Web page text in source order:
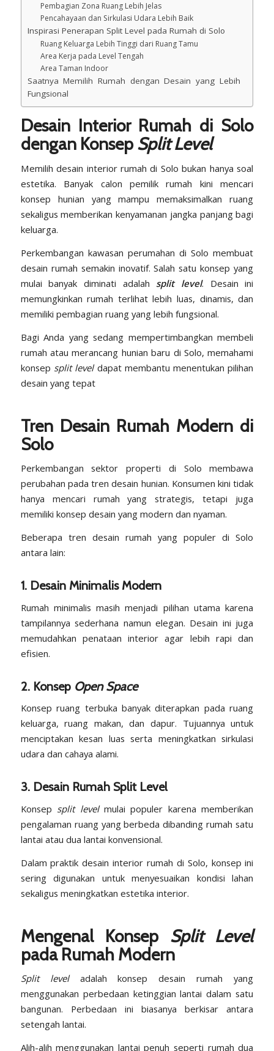
Pembagian Zona Ruang Lebih Jelas
Pencahayaan dan Sirkulasi Udara Lebih Baik
Inspirasi Penerapan Split Level pada Rumah di Solo
Ruang Keluarga Lebih Tinggi dari Ruang Tamu
Area Kerja pada Level Tengah
Area Taman Indoor
Saatnya Memilih Rumah dengan Desain yang Lebih
Fungsional
Desain Interior Rumah di Solo
dengan KonsepSplit Level
Memilih desain interior rumah di Solo bukan hanya soal
estetika. Banyak calon pemilik rumah kini mencari
konsep hunian yang mampu memaksimalkan ruang
sekaligus memberikan kenyamanan jangka panjang bagi
keluarga.
Perkembangan kawasan perumahan di Solo membuat
desain rumah semakin inovatif. Salah satu konsep yang
mulai banyak diminati adalah split level. Desain ini
memungkinkan rumah terlihat lebih luas, dinamis, dan
memiliki pembagian ruang yang lebih fungsional.
Bagi Anda yang sedang mempertimbangkan membeli
rumah atau merancang hunian baru di Solo, memahami
konsep split leveldapat membantu menentukan pilihan
desain yang tepat
Tren Desain Rumah Modern di
Solo
Perkembangan sektor properti di Solo membawa
perubahan pada tren desain hunian. Konsumen kini tidak
hanya mencari rumah yang strategis, tetapi juga
memiliki konsep desain yang modern dan nyaman.
Beberapa tren desain rumah yang populer di Solo
antara lain:
1. Desain Minimalis Modern
Rumah minimalis masih menjadi pilihan utama karena
tampilannya sederhana namun elegan. Desain ini juga
memudahkan penataan interior agar lebih rapi dan
efisien.
2. Konsep Open Space
Konsep ruang terbuka banyak diterapkan pada ruang
keluarga, ruang makan, dan dapur. Tujuannya untuk
menciptakan kesan luas serta meningkatkan sirkulasi
udara dan cahaya alami.
3. Desain Rumah Split Level
Konsep split levelmulai populer karena memberikan
pengalaman ruang yang berbeda dibanding rumah satu
lantai atau dua lantai konvensional.
Dalam praktik desain interior rumah di Solo, konsep ini
sering digunakan untuk menyesuaikan kondisi lahan
sekaligus meningkatkan estetika interior.
Mengenal Konsep Split Level
pada Rumah Modern
Split leveladalah konsep desain rumah yang
menggunakan perbedaan ketinggian lantai dalam satu
bangunan. Perbedaan ini biasanya berkisar antara
setengah lantai.
Alih-alih menggunakan lantai penuh seperti rumah dua